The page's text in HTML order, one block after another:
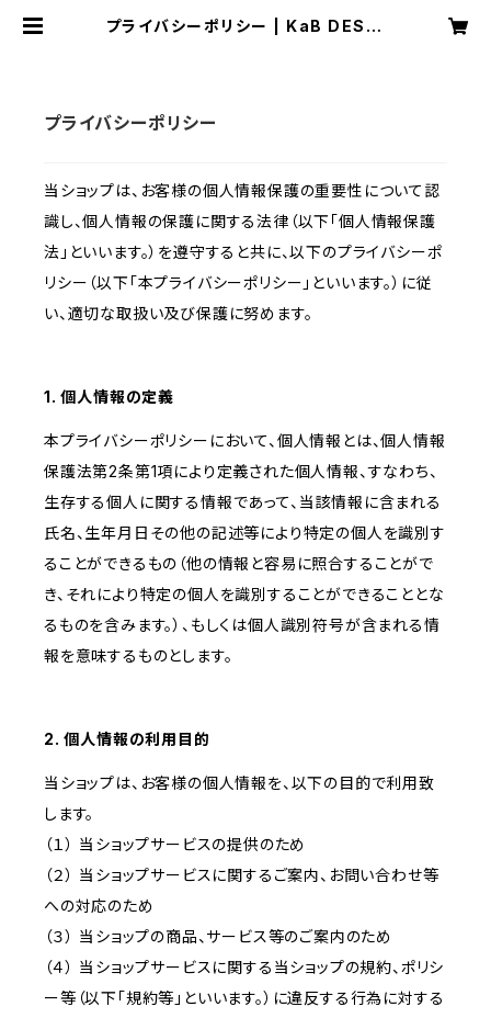
プライバシーポリシー | KaB DESIG
プライバシーポリシー
当ショップは、お客様の個人情報保護の重要性について認
識し、個人情報の保護に関する法律（以下「個人情報保護
法」といいます。）を遵守すると共に、以下のプライバシーポ
リシー（以下「本プライバシーポリシー」といいます。）に従
い、適切な取扱い及び保護に努めます。
1. 個人情報の定義
本プライバシーポリシーにおいて、個人情報とは、個人情報
保護法第2条第1項により定義された個人情報、すなわち、
生存する個人に関する情報であって、当該情報に含まれる
氏名、生年月日その他の記述等により特定の個人を識別す
ることができるもの（他の情報と容易に照合することがで
き、それにより特定の個人を識別することができることとな
るものを含みます。）、もしくは個人識別符号が含まれる情
報を意味するものとします。
2. 個人情報の利用目的
当ショップは、お客様の個人情報を、以下の目的で利用致
します。
（１） 当ショップサービスの提供のため
（２） 当ショップサービスに関するご案内、お問い合わせ等
への対応のため
（３） 当ショップの商品、サービス等のご案内のため
（４） 当ショップサービスに関する当ショップの規約、ポリシ
ー等（以下「規約等」といいます。）に違反する行為に対する